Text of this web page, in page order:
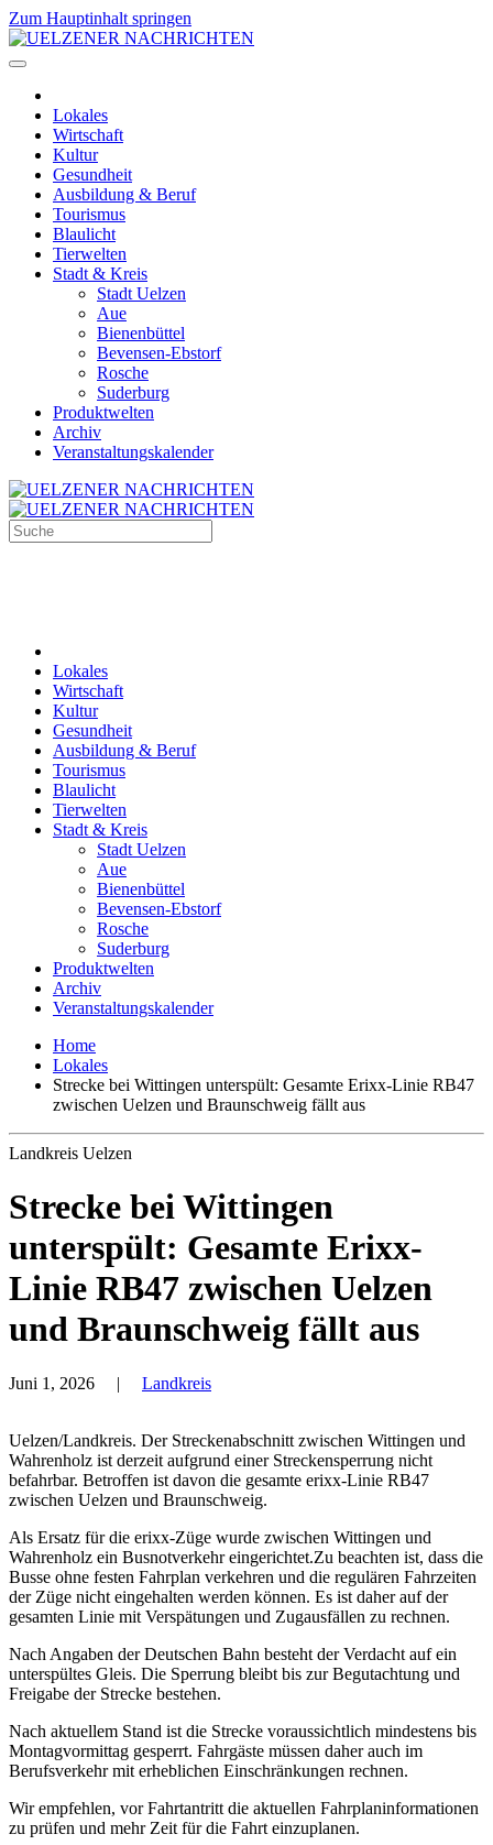
Zum Hauptinhalt springen
Lokales
Wirtschaft
Kultur
Gesundheit
Ausbildung & Beruf
Tourismus
Blaulicht
Tierwelten
Stadt & Kreis
Stadt Uelzen
Aue
Bienenbüttel
Bevensen-Ebstorf
Rosche
Suderburg
Produktwelten
Archiv
Veranstaltungskalender
Lokales
Wirtschaft
Kultur
Gesundheit
Ausbildung & Beruf
Tourismus
Blaulicht
Tierwelten
Stadt & Kreis
Stadt Uelzen
Aue
Bienenbüttel
Bevensen-Ebstorf
Rosche
Suderburg
Produktwelten
Archiv
Veranstaltungskalender
Home
Lokales
Strecke bei Wittingen unterspült: Gesamte Erixx-Linie RB47
zwischen Uelzen und Braunschweig fällt aus
Landkreis Uelzen
Strecke bei Wittingen
unterspült: Gesamte Erixx-
Linie RB47 zwischen Uelzen
und Braunschweig fällt aus
Juni 1, 2026 | Landkreis
Uelzen/Landkreis. Der Streckenabschnitt zwischen Wittingen und
Wahrenholz ist derzeit aufgrund einer Streckensperrung nicht
befahrbar. Betroffen ist davon die gesamte erixx-Linie RB47
zwischen Uelzen und Braunschweig.
Als Ersatz für die erixx-Züge wurde zwischen Wittingen und
Wahrenholz ein Busnotverkehr eingerichtet.Zu beachten ist, dass die
Busse ohne festen Fahrplan verkehren und die regulären Fahrzeiten
der Züge nicht eingehalten werden können. Es ist daher auf der
gesamten Linie mit Verspätungen und Zugausfällen zu rechnen.
Nach Angaben der Deutschen Bahn besteht der Verdacht auf ein
unterspültes Gleis. Die Sperrung bleibt bis zur Begutachtung und
Freigabe der Strecke bestehen.
Nach aktuellem Stand ist die Strecke voraussichtlich mindestens bis
Montagvormittag gesperrt. Fahrgäste müssen daher auch im
Berufsverkehr mit erheblichen Einschränkungen rechnen.
Wir empfehlen, vor Fahrtantritt die aktuellen Fahrplaninformationen
zu prüfen und mehr Zeit für die Fahrt einzuplanen.